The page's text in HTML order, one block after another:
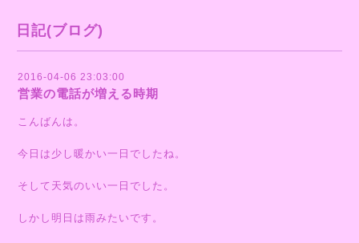
日記(ブログ)
2016-04-06 23:03:00
営業の電話が増える時期
こんばんは。
今日は少し暖かい一日でしたね。
そして天気のいい一日でした。
しかし明日は雨みたいです。